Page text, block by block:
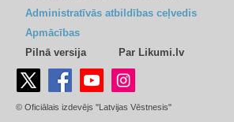
Administratīvās atbildības ceļvedis
Apmācības
Pilnā versija
Par Likumi.lv
© Oficiālais izdevējs "Latvijas Vēstnesis"